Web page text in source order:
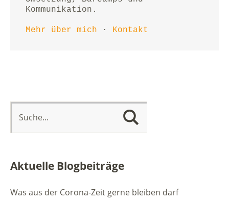
Kommunikation.
Mehr über mich · Kontakt
Aktuelle Blogbeiträge
Was aus der Corona-Zeit gerne bleiben darf